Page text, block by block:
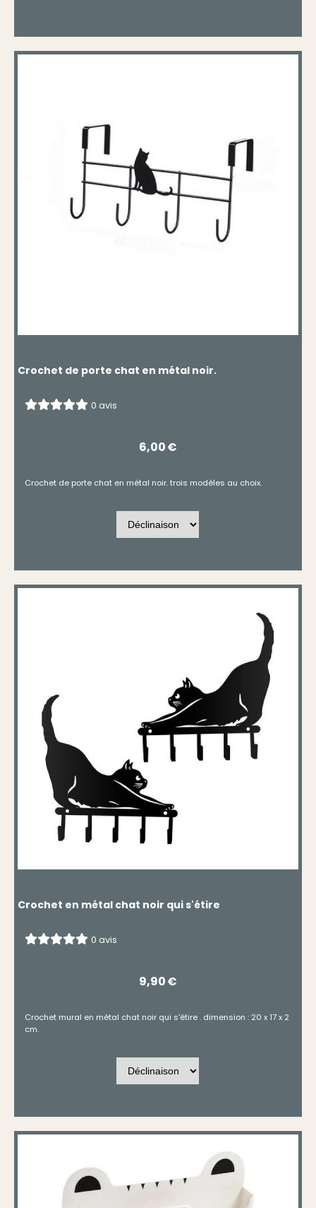
Crochet de porte chat en métal noir.
0 avis
6,00€
Crochet de porte chat en métal noir. trois modèles au choix.
Crochet en métal chat noir qui s'étire
0 avis
9,90€
Crochet mural en métal chat noir qui s'étire . dimension : 20 x 17 x 2
cm.